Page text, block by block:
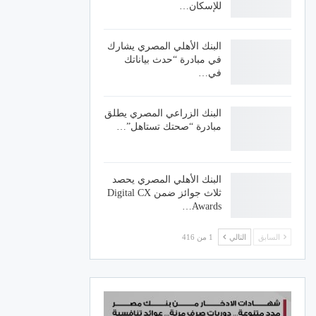
للإسكان…
البنك الأهلي المصري يشارك
في مبادرة “حدث بياناتك
في…
البنك الزراعي المصري يطلق
مبادرة “صحتك تستاهل”…
البنك الأهلي المصري يحصد
ثلاث جوائز ضمن Digital CX
Awards…
السابق التالي 1 من 416